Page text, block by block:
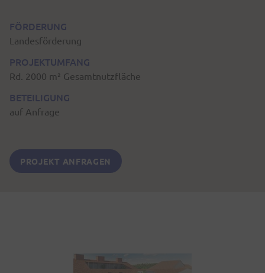
FÖRDERUNG
Landesförderung
PROJEKTUMFANG
Rd. 2000 m² Gesamtnutzfläche
BETEILIGUNG
auf Anfrage
PROJEKT ANFRAGEN